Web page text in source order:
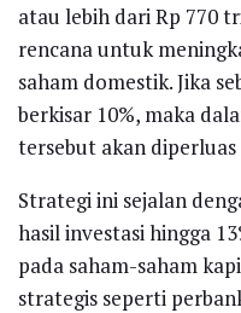
atau lebih dari Rp 770
rencana untuk
saham domestik. Jika
berkisar 10%, maka
tersebut akan diperluas
Strategi ini sejalan
hasil investasi hingga
pada saham-saham
strategis seperti